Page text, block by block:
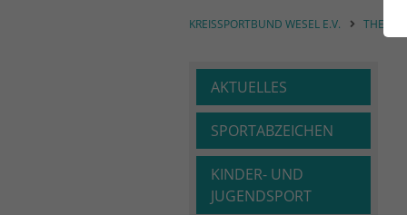
KREISSPORTBUND WESEL E.V. THEMEN
AKTUELLES
SPORTABZEICHEN
KINDER- UND
JUGENDSPORT